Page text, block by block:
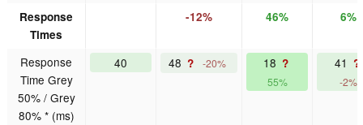
Response
Times
-12% 46% 6%
Response
Time Grey
50% / Grey
80% * (ms)
40 48 ? -20% 18 ?
55%
41 ?
-2%